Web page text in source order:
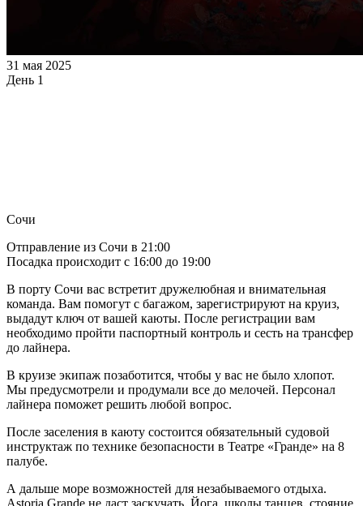
31 мая 2025
День 1
Сочи
Отправление из Сочи в 21:00
Посадка происходит с 16:00 до 19:00
В порту Сочи вас встретит дружелюбная и внимательная
команда. Вам помогут с багажом, зарегистрируют на круиз,
выдадут ключ от вашей каюты. После регистрации вам
необходимо пройти паспортный контроль и сесть на трансфер
до лайнера.
В круизе экипаж позаботится, чтобы у вас не было хлопот.
Мы предусмотрели и продумали все до мелочей. Персонал
лайнера поможет решить любой вопрос.
После заселения в каюту состоится обязательный судовой
инструктаж по технике безопасности в Театре «Гранде» на 8
палубе.
А дальше море возможностей для незабываемого отдыха.
Astoria Grande не даст заскучать. Йога, школы танцев, стояние